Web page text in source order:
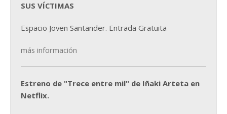
SUS VÍCTIMAS
Espacio Joven Santander. Entrada Gratuita
más información
Estreno de "Trece entre mil" de Iñaki Arteta en
Netflix.